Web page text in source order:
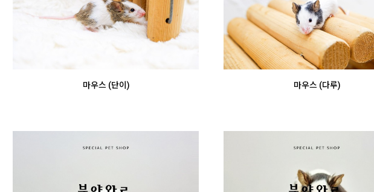
마우스 (단이) 마우스 (다루)